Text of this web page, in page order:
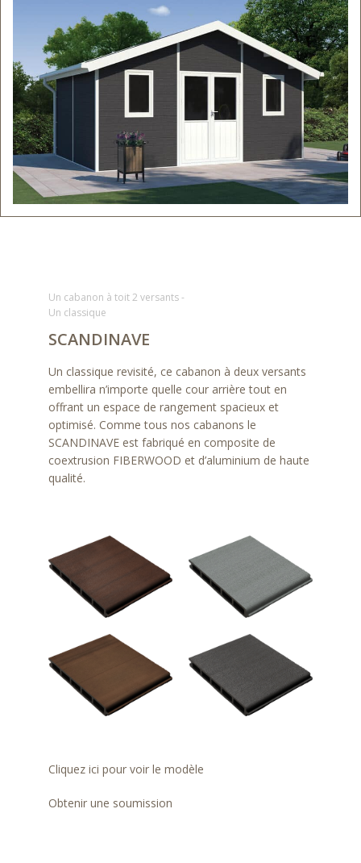
Un cabanon à toit 2 versants -
Un classique
SCANDINAVE
Un classique revisité, ce cabanon à deux versants
embellira n’importe quelle cour arrière tout en
offrant un espace de rangement spacieux et
optimisé. Comme tous nos cabanons le
SCANDINAVE est fabriqué en composite de
coextrusion FIBERWOOD et d’aluminium de haute
qualité.
Cliquez ici pour voir le modèle
Obtenir une soumission